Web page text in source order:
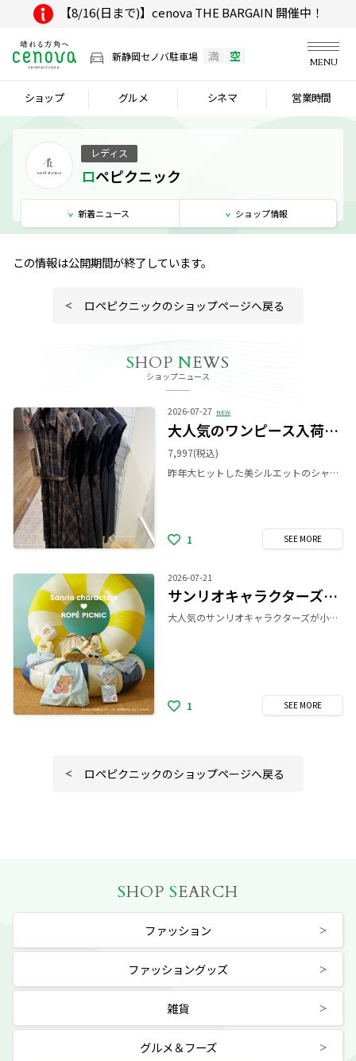
【8/16(日まで)】cenova THE BARGAIN 開催中！
新静岡セノバ駐車場 満 空 MENU
ショップ グルメ シネマ 営業時間
レディス
ロペピクニック
新着ニュース ショップ情報
この情報は公開期間が終了しています。
ロペピクニックのショップページへ戻る
SHOP NEWS
ショップニュース
2026-07-27 NEW
大人気のワンピース入荷しました🧡
7,997(税込)
昨年大ヒットした美シルエットのシャツワンピースがアップデート✨️ 1枚着るだけで好印象なきちんと見えの叶うワンピース。 S.M.L展開で身長問わず着用していただけます！ 今回はネイビーのみ襟にさりげないレースが施されていて顔まわりに華やかさをプラスしてくれます。 チェック柄は昨年、即完売の大人気カラーとなっております！ ぜひ店頭でご試着してみて下さい😊
1 SEE MORE
2026-07-21
サンリオキャラクターズ×ROPÉ PICNICコラボレーションアイテムが登場！
大人気のサンリオキャラクターズが小麦肌になっちゃった！ サンリオキャラクターズ× ROPÉ PICNICの浮かれ気分なサマーアイテムでトクベツな夏を過ごしちゃお！ 7/24(金)より店頭販売スタート致します。
1 SEE MORE
ロペピクニックのショップページへ戻る
SHOP SEARCH
ファッション
ファッショングッズ
雑貨
グルメ＆フーズ